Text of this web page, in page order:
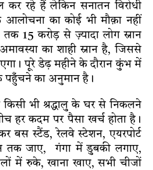
रहे हैं लेकिन सनातन विरोधी
आलोचना का कोई भी मौक़ा नहीं
15 करोड़ से ज़्यादा लोग स्नान
का शाही स्नान है, जिससे
पूरे डेढ़ महीने के दौरान कुंभ में
पहुँचने का अनुमान है।
किसी भी श्रद्धालु के घर से निकलने
हर कदम पर पैसा खर्च होता है।
बस स्टैंड, रेलवे स्टेशन, एयरपोर्ट
तक जाए, गंगा में डुबकी लगाए,
में रुके, खाना खाए, सभी चीजों